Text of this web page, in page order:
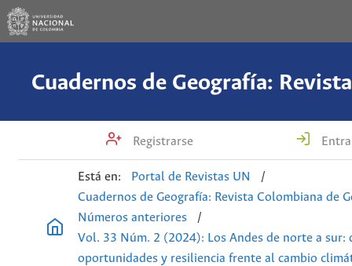
Registrarse
Está en: Portal de Revistas UN
/
Cuadernos de Geografía: Revista Colombiana de
Números anteriores
/
Vol. 33 Núm. 2 (2024): Los Andes de norte a sur:
oportunidades y resiliencia frente al cambio